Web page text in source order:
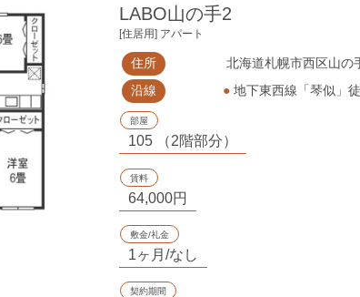
LABO山の手2
[住居用] アパート
住所
北海道札幌市西区山の
沿線
● 地下東西線「琴似」
部屋
105 （2階部分）
賃料
64,000円
敷金/礼金
1ヶ月/なし
契約期間